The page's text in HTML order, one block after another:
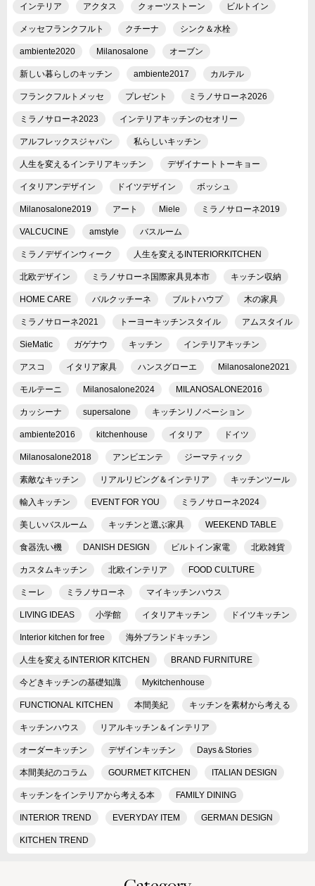
インテリア アクタス クォーツストーン ビルトイン
メッセフランクフルト クチーナ シンク＆水栓
ambiente2020 Milanosalone オーブン
新しい暮らしのキッチン ambiente2017 カルテル
フランクフルトメッセ プレゼント ミラノサローネ2026
ミラノサローネ2023 インテリアキッチンのセオリー
アルフレックスジャパン 私らしいキッチン
人生を変えるインテリアキッチン デザイナートトーキョー
イタリアンデザイン ドイツデザイン ボッシュ
Milanosalone2019 アート Miele ミラノサローネ2019
VALCUCINE amstyle バスルーム
ミラノデザインウィーク 人生を変えるINTERIORKITCHEN
北欧デザイン ミラノサローネ国際家具見本市 キッチン収納
HOME CARE バルクッチーネ ブルトハウプ 木の家具
ミラノサローネ2021 トーヨーキッチンスタイル アムスタイル
SieMatic ガゲナウ キッチン インテリアキッチン
アスコ イタリア家具 ハンスグローエ Milanosalone2021
モルテーニ Milanosalone2024 MILANOSALONE2016
カッシーナ supersalone キッチンリノベーション
ambiente2016 kitchenhouse イタリア ドイツ
Milanosalone2018 アンビエンテ ジーマティック
素敵なキッチン リアルリビング＆インテリア キッチンツール
輸入キッチン EVENT FOR YOU ミラノサローネ2024
美しいバスルーム キッチンと選ぶ家具 WEEKEND TABLE
食器洗い機 DANISH DESIGN ビルトイン家電 北欧雑貨
カスタムキッチン 北欧インテリア FOOD CULTURE
ミーレ ミラノサローネ マイキッチンハウス
LIVING IDEAS 小学館 イタリアキッチン ドイツキッチン
Interior kitchen for free 海外ブランドキッチン
人生を変えるINTERIOR KITCHEN BRAND FURNITURE
今どきキッチンの基礎知識 Mykitchenhouse
FUNCTIONAL KITCHEN 本間美紀 キッチンを素材から考える
キッチンハウス リアルキッチン＆インテリア
オーダーキッチン デザインキッチン Days＆Stories
本間美紀のコラム GOURMET KITCHEN ITALIAN DESIGN
キッチンをインテリアから考える本 FAMILY DINING
INTERIOR TREND EVERYDAY ITEM GERMAN DESIGN
KITCHEN TREND